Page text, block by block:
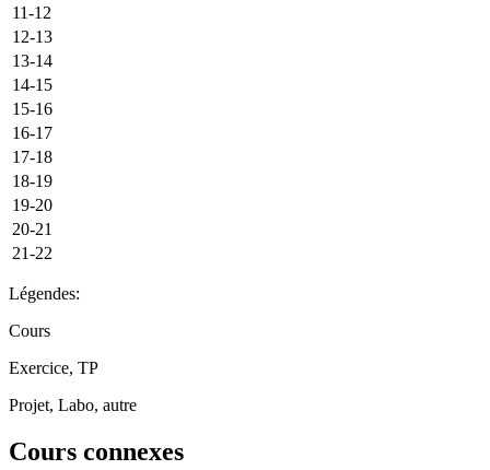
11-12
12-13
13-14
14-15
15-16
16-17
17-18
18-19
19-20
20-21
21-22
Légendes:
Cours
Exercice, TP
Projet, Labo, autre
Cours connexes